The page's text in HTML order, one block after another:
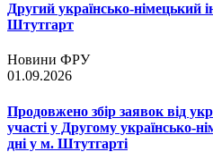
Другий українсько-німецький
Штутгарт
Новини ФРУ
01.09.2026
Продовжено збір заявок від
участі у Другому українсько-
дні у м. Штутгарті